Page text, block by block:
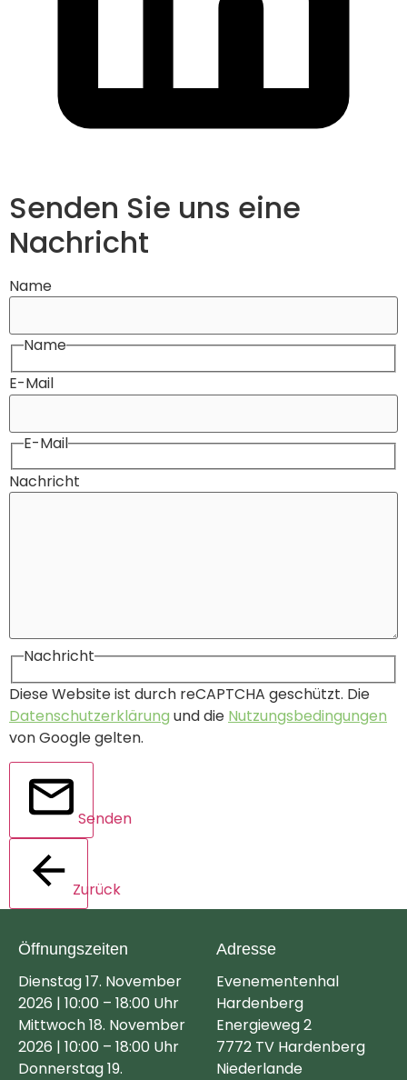
Senden Sie uns eine
Nachricht
Name
Name
E-Mail
E-Mail
Nachricht
Nachricht
Diese Website ist durch reCAPTCHA geschützt. Die
Datenschutzerklärung und die Nutzungsbedingungen
von Google gelten.
Senden
Zurück
Öffnungszeiten
Dienstag 17. November
2026 | 10:00 – 18:00 Uhr
Mittwoch 18. November
2026 | 10:00 – 18:00 Uhr
Donnerstag 19.
Adresse
Evenementenhal
Hardenberg
Energieweg 2
7772 TV Hardenberg
Niederlande